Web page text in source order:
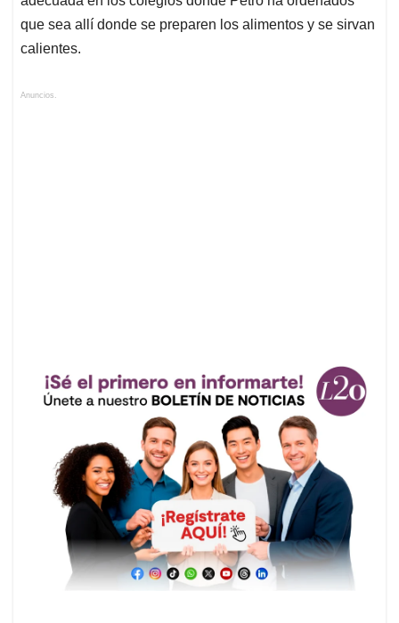
que sea allí donde se preparen los alimentos y se sirvan
calientes.
Anuncios.